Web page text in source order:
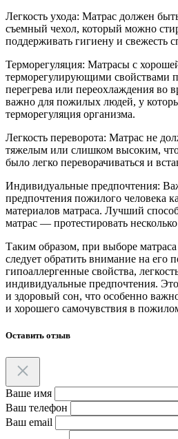
Легкость ухода: Матрас должен
съемный чехол, который можно
поддерживать гигиену и свежесть
Терморегуляция: Матрасы с
терморегулирующими свойствами
перегрева или переохлаждения во
важно для пожилых людей, у
терморегуляция организма.
Легкость переворота: Матрас не
тяжелым или слишком высоким,
было легко переворачиваться и
Индивидуальные предпочтения:
предпочтения пожилого человека
материалов матраса. Лучший
матрас — протестировать
Таким образом, при выборе
следует обратить внимание на его
гипоаллергенные свойства,
индивидуальные предпочтения.
и здоровый сон, что особенно
и хорошего самочувствия в
Оставить отзыв
Ваше имя
Ваш телефон
Ваш email